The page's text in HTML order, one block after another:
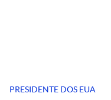
PRESIDENTE DOS EUA